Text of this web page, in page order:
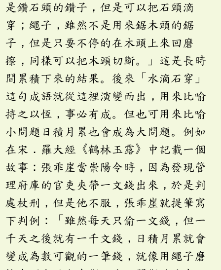
是鑽石頭的鑽子，但是可以把石頭滴
穿；繩子，雖然不是用來鋸木頭的鋸
子，但是只要不停的在木頭上來回磨
擦，同樣可以把木頭切斷。」這是長時
間累積下來的結果。後來「水滴石穿」
這句成語就從這裡演變而出，用來比喻
持之以恆，事必有成。但也可用來比喻
小問題日積月累也會成為大問題。例如
在宋．羅大經《鶴林玉露》中記載一個
故事：張乖崖當崇陽令時，因為發現管
理府庫的官吏夾帶一文錢出來，於是判
處杖刑，但是他不服，張乖崖就提筆寫
下判例：「雖然每天只偷一文錢，但一
千天之後就有一千文錢，日積月累就會
變成為數可觀的一筆錢，就像用繩子磨